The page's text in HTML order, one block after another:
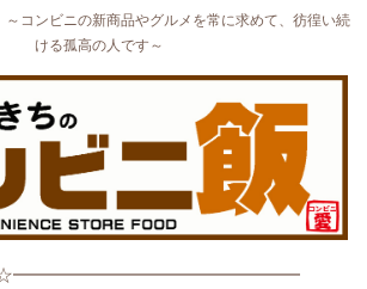
コンビニの新商品やグルメを常に求めて、彷徨い続
ける孤高の人です～